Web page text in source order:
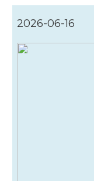
2026-06-16